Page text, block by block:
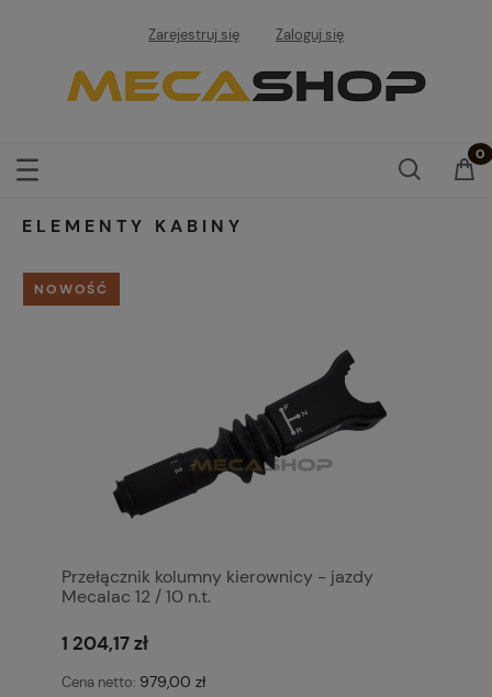
Zarejestruj się Zaloguj się
ELEMENTY KABINY
Przełącznik kolumny kierownicy - jazdy
Mecalac 12 / 10 n.t.
1 204,17 zł
Cena netto: 979,00 zł
NOWOŚĆ